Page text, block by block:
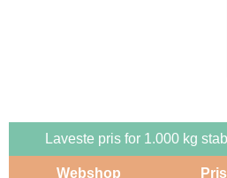
Laveste pris for 1.000 kg
Webshop